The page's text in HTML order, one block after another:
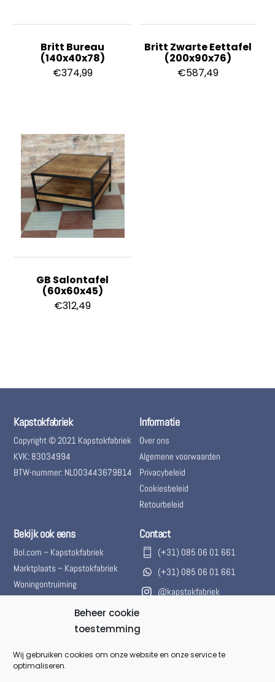
Beheer cookie
toestemming
Wij gebruiken cookies om onze website en onze service te
optimaliseren.
Britt Bureau
(140x40x78)
€374,99
Britt Zwarte Eettafel
(200x90x76)
€587,49
GB Salontafel
(60x60x45)
€312,49
Kapstokfabriek
Copyright © 2021 Kapstokfabriek
KVK: 83034994
BTW-nummer: NL003443679B14
Informatie
Over ons
Algemene voorwaarden
Privacybeleid
Cookiesbeleid
Retourbeleid
Bekijk ook eens
Bol.com – Kapstokfabriek
Marktplaats – Kapstokfabriek
Woningontruiming
Contact
(+31) 085 06 01 661
(+31) 085 06 01 661
@kapstokfabriek